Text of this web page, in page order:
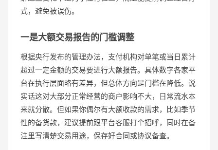
式，避免被误伤。
一是大额交易报告的门槛调整
根据央行发布的管理办法，支付机构对单笔或当日累计
超过一定金额的交易要进行大额报告。具体数字各家平
台在执行层面略有差异，但总体方向是门槛在降低。说
实话这对大部分正常经营的商户影响不大，日常流水本
来就分散。但如果你偶尔有大额收款的需求，比如季节
性的备货款，建议提前跟平台客服打个招呼，同时在备
注里写清楚交易用途，保存好合同或协议备查。